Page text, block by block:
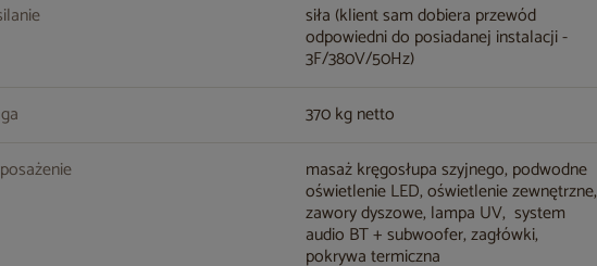
siła (klient sam dobiera przewód
odpowiedni do posiadanej instalacji -
3F/380V/50Hz)
370 kg netto
masaż kręgosłupa szyjnego, podwodne
oświetlenie LED, oświetlenie zewnętrzne,
zawory dyszowe, lampa UV, system
audio BT + subwoofer, zagłówki,
pokrywa termiczna